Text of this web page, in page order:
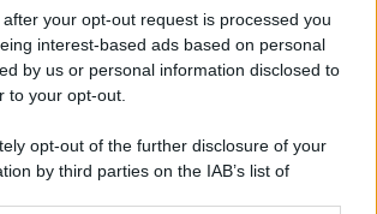
your opt-out request is processed you
interest-based ads based on personal
by us or personal information disclosed to
to your opt-out.
opt-out of the further disclosure of your
by third parties on the IAB’s list of
lo scudo
tre neuroni correrebbe a far pace